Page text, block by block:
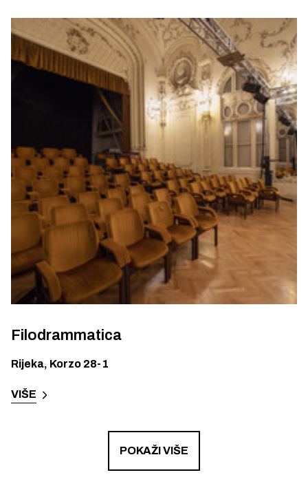
Filodrammatica
Rijeka, Korzo 28-1
VIŠE
POKAŽI VIŠE